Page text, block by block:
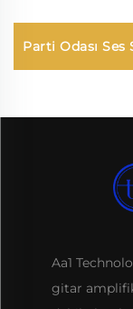
Parti Odası Ses
Aa1
gitar